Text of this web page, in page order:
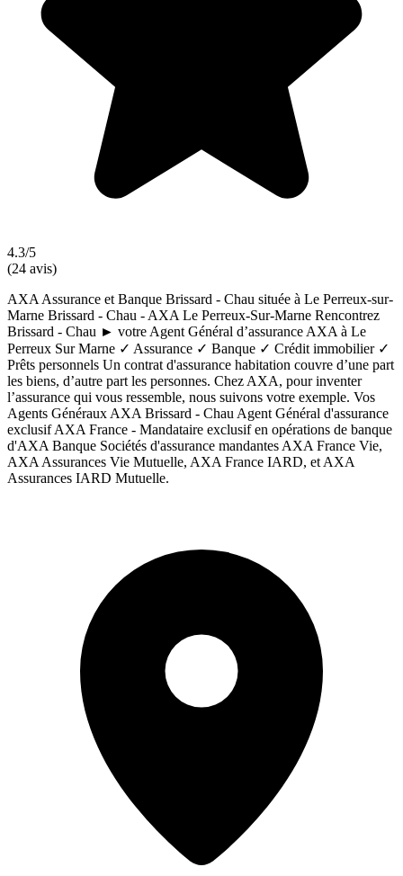
4.3/5
(24 avis)
AXA Assurance et Banque Brissard - Chau située à Le Perreux-sur-
Marne Brissard - Chau - AXA Le Perreux-Sur-Marne Rencontrez
Brissard - Chau ► votre Agent Général d’assurance AXA à Le
Perreux Sur Marne ✓ Assurance ✓ Banque ✓ Crédit immobilier ✓
Prêts personnels Un contrat d'assurance habitation couvre d’une part
les biens, d’autre part les personnes. Chez AXA, pour inventer
l’assurance qui vous ressemble, nous suivons votre exemple. Vos
Agents Généraux AXA Brissard - Chau Agent Général d'assurance
exclusif AXA France - Mandataire exclusif en opérations de banque
d'AXA Banque Sociétés d'assurance mandantes AXA France Vie,
AXA Assurances Vie Mutuelle, AXA France IARD, et AXA
Assurances IARD Mutuelle.